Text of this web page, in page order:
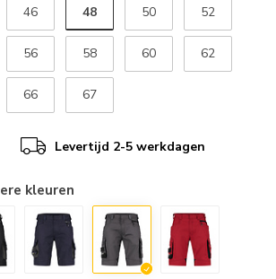
46 48 50 52
56 58 60 62
66 67
Levertijd 2-5 werkdagen
kleuren